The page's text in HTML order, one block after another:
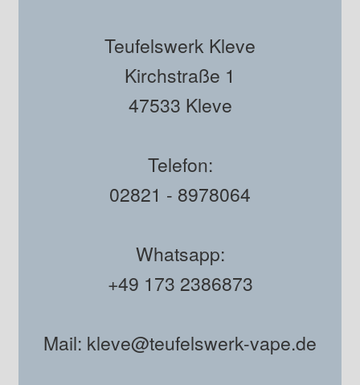
Teufelswerk Kleve
Kirchstraße 1
47533 Kleve
Telefon:
02821 - 8978064
Whatsapp:
+49 173 2386873
Mail: kleve@teufelswerk-vape.de